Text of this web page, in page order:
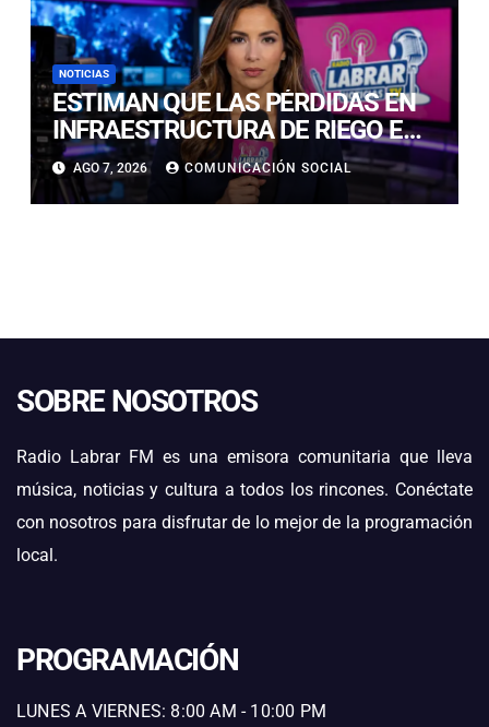
NOTICIAS
ESTIMAN QUE LAS PÉRDIDAS EN
INFRAESTRUCTURA DE RIEGO EN
LA CUENCA DEL HUASCO SON
MILLONARIAS
AGO 7, 2026 COMUNICACIÓN SOCIAL
SOBRE NOSOTROS
Radio Labrar FM es una emisora comunitaria que lleva
música, noticias y cultura a todos los rincones. Conéctate
con nosotros para disfrutar de lo mejor de la programación
local.
PROGRAMACIÓN
LUNES A VIERNES: 8:00 AM - 10:00 PM